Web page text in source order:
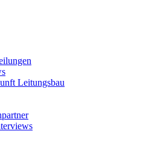
Leitungsbau